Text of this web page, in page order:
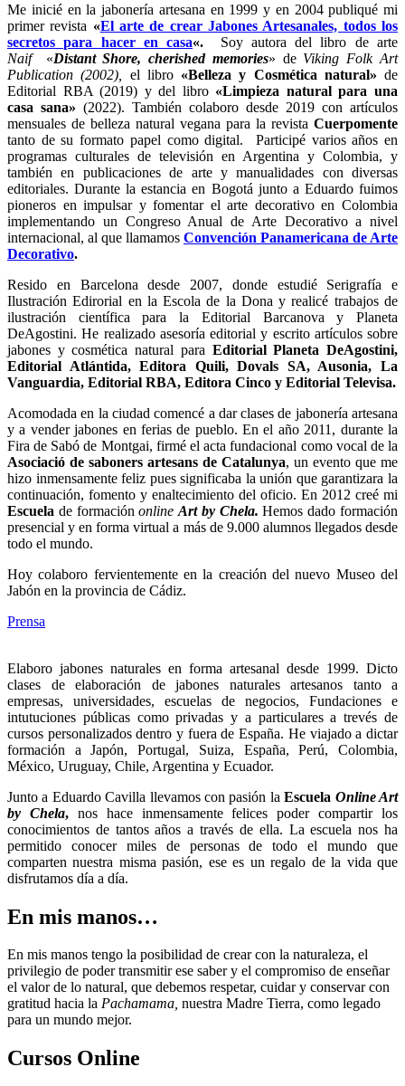
Me inicié en la jabonería artesana en 1999 y en 2004 publiqué mi
primer revista «El arte de crear Jabones Artesanales, todos los
secretos para hacer en casa«.
Soy autora del libro de arte
Naif
«Distant Shore, cherished memories» de Viking Folk Art
Publication (2002), el libro «Belleza y Cosmética natural» de
Editorial RBA (2019) y del libro «Limpieza natural para una
casa sana» (2022). También colaboro desde 2019 con artículos
mensuales de belleza natural vegana para la revista Cuerpomente
tanto de su formato papel como digital. Participé varios años en
programas culturales de televisión en Argentina y Colombia, y
también en publicaciones de arte y manualidades con diversas
editoriales. Durante la estancia en Bogotá junto a Eduardo fuimos
pioneros en impulsar y fomentar el arte decorativo en Colombia
implementando un Congreso Anual de Arte Decorativo a nivel
internacional, al que llamamos Convención Panamericana de Arte
Decorativo.
Resido en Barcelona desde 2007, donde estudié Serigrafía e
Ilustración Edirorial en la Escola de la Dona y realicé trabajos de
ilustración científica para la Editorial Barcanova y Planeta
DeAgostini. He realizado asesoría editorial y escrito artículos sobre
jabones y cosmética natural para Editorial Planeta DeAgostini,
Editorial Atlántida, Editora Quili, Dovals SA, Ausonia, La
Vanguardia, Editorial RBA, Editora Cinco y Editorial Televisa.
Acomodada en la ciudad comencé a dar clases de jabonería artesana
y a vender jabones en ferias de pueblo. En el año 2011, durante la
Fira de Sabó de Montgai, firmé el acta fundacional como vocal de la
Asociació de saboners artesans de Catalunya, un evento que me
hizo inmensamente feliz pues significaba la unión que garantizara la
continuación, fomento y enaltecimiento del oficio. En 2012 creé mi
Escuela de formaciónonlineArt by Chela.Hemos dado formación
presencial y en forma virtual a más de 9.000 alumnos llegados desde
todo el mundo.
Hoy colaboro fervientemente en la creación del nuevo Museo del
Jabón en la provincia de Cádiz.
Prensa
Elaboro jabones naturales en forma artesanal desde 1999. Dicto
clases de elaboración de jabones naturales artesanos tanto a
empresas, universidades, escuelas de negocios, Fundaciones e
intutuciones públicas como privadas y a particulares a trevés de
cursos personalizados dentro y fuera de España. He viajado a dictar
formación a Japón, Portugal, Suiza, España, Perú, Colombia,
México, Uruguay, Chile, Argentina y Ecuador.
Junto a Eduardo Cavilla llevamos con pasión laEscuela Online Art
by Chela,nos hace inmensamente felices poder compartir los
conocimientos de tantos años a través de ella. La escuela nos ha
permitido conocer miles de personas de todo el mundo que
comparten nuestra misma pasión, ese es un regalo de la vida que
disfrutamos día a día.
En mis manos…
En mis manos tengo la posibilidad de crear con la naturaleza, el
privilegio de poder transmitir ese saber y el compromiso de enseñar
el valor de lo natural, que debemos respetar, cuidar y conservar con
gratitud hacia la Pachamama, nuestra Madre Tierra, como legado
para un mundo mejor.
Cursos Online